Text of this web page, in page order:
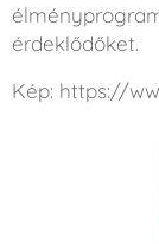
érdeklődőket.
Kép: https://